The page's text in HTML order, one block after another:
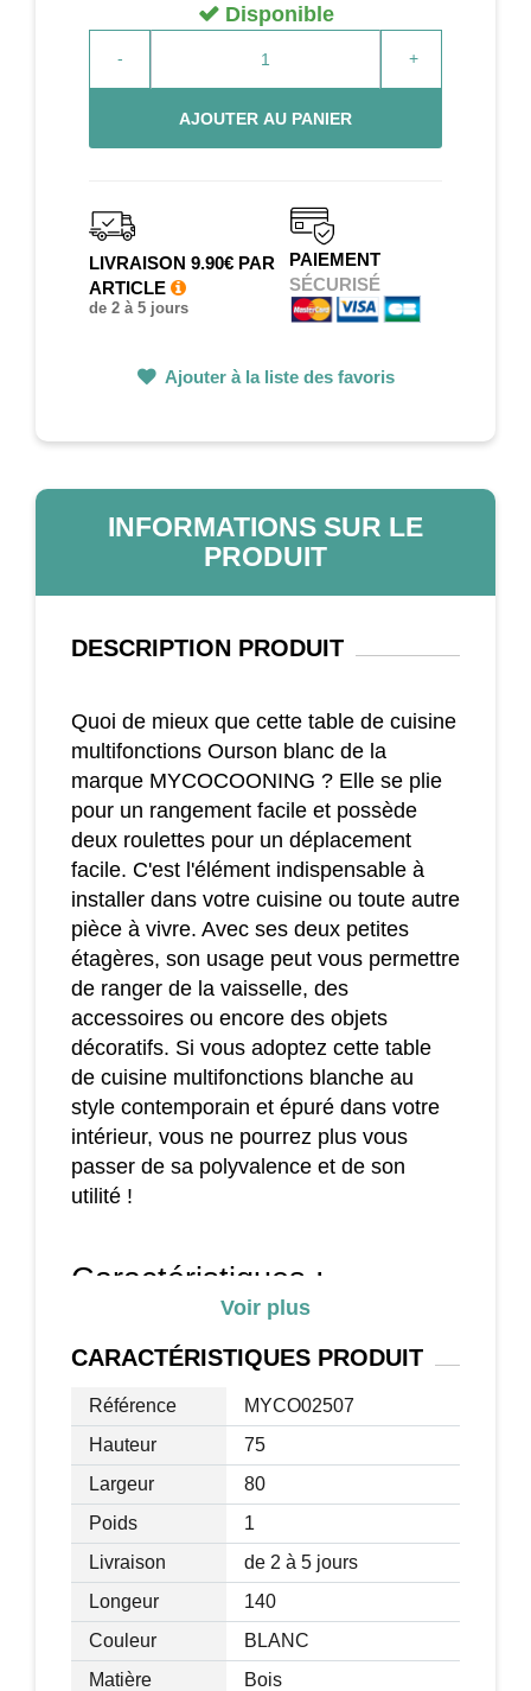
Disponible
- +
AJOUTER AU PANIER
LIVRAISON 9.90€ PAR
ARTICLE
de 2 à 5 jours
PAIEMENT
SÉCURISÉ
Ajouter à la liste des favoris
INFORMATIONS SUR LE
PRODUIT
DESCRIPTION PRODUIT
Quoi de mieux que cette table de cuisine
multifonctions Ourson blanc de la
marque MYCOCOONING ? Elle se plie
pour un rangement facile et possède
deux roulettes pour un déplacement
facile. C'est l'élément indispensable à
installer dans votre cuisine ou toute autre
pièce à vivre. Avec ses deux petites
étagères, son usage peut vous permettre
de ranger de la vaisselle, des
accessoires ou encore des objets
décoratifs. Si vous adoptez cette table
de cuisine multifonctions blanche au
style contemporain et épuré dans votre
intérieur, vous ne pourrez plus vous
passer de sa polyvalence et de son
utilité !
Caractéristiques :
meuble pliable avec 2 roulettes ;
fabrication en panneaux de particules ;
de 140L x 80l x 75cmH:
Les dimensions de la table pliée sont de
80L x 20l x 75cmH.
Voir plus
CARACTÉRISTIQUES PRODUIT
Référence
MYCO02507
Hauteur
75
Largeur
80
Poids
1
Livraison
de 2 à 5 jours
Longeur
140
Couleur
BLANC
Matière
Bois